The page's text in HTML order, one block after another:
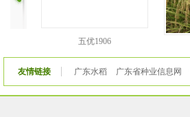
五优1906
友情链接 广东水稻 广东省种业信息网